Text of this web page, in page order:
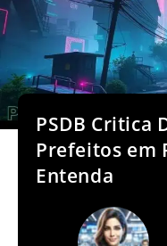
PSDB Critica
Prefeitos em
Entenda